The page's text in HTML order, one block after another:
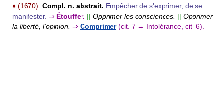
♦ (1670). Compl. n. abstrait. Empêcher de s'exprimer, de se
manifester. ⇒ Étouffer. || Opprimer les consciences. || Opprimer
la liberté, l'opinion. ⇒ Comprimer (cit. 7 → Intolérance, cit. 6).